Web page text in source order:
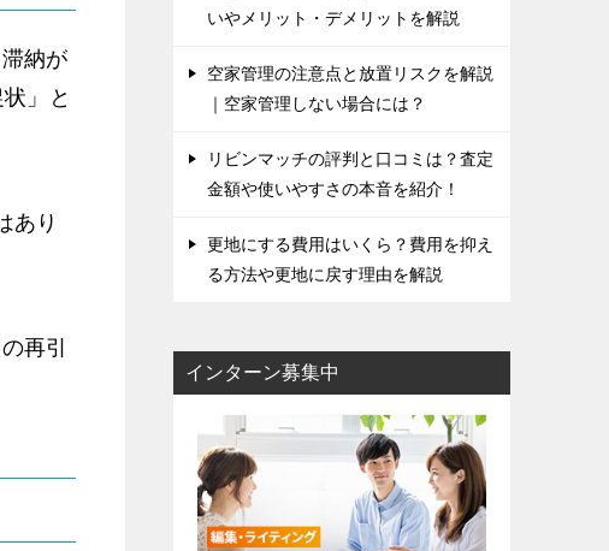
納が
」と
あり
再引
いやメリット・デメリットを解説
空家管理の注意点と放置リスクを解説
｜空家管理しない場合には？
リビンマッチの評判と口コミは？査定
金額や使いやすさの本音を紹介！
更地にする費用はいくら？費用を抑え
る方法や更地に戻す理由を解説
インターン募集中